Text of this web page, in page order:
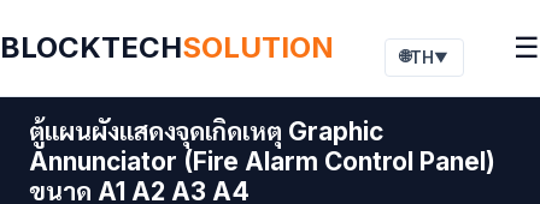
BLOCKTECHSOLUTION 🌐TH ▼ ☰
ตู้แผนผังแสดงจุดเกิดเหตุ Graphic
Annunciator (Fire Alarm Control Panel)
ขนาด A1 A2 A3 A4